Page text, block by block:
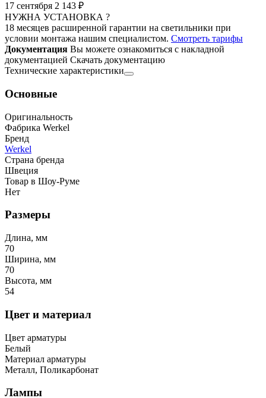
17 сентября 2 143 ₽
НУЖНА УСТАНОВКА ?
18 месяцев расширенной гарантии на светильники при
условии монтажа нашим специалистом. Смотреть тарифы
Документация Вы можете ознакомиться с накладной
документацией Скачать документацию
Технические характеристики
Основные
Оригинальность
Фабрика Werkel
Бренд
Werkel
Страна бренда
Швеция
Товар в Шоу-Руме
Нет
Размеры
Длина, мм
70
Ширина, мм
70
Высота, мм
54
Цвет и материал
Цвет арматуры
Белый
Материал арматуры
Металл, Поликарбонат
Лампы